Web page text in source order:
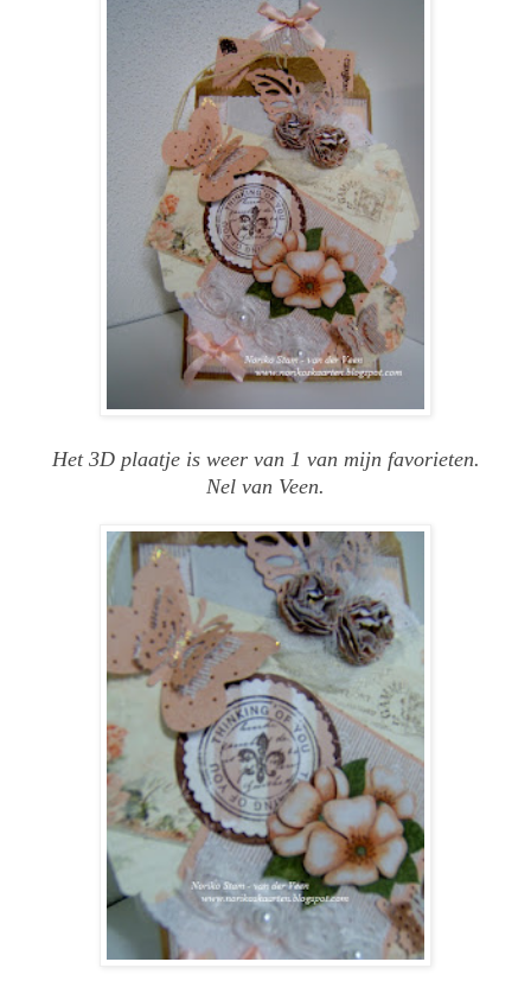
Het 3D plaatje is weer van 1 van mijn favorieten.
Nel van Veen.